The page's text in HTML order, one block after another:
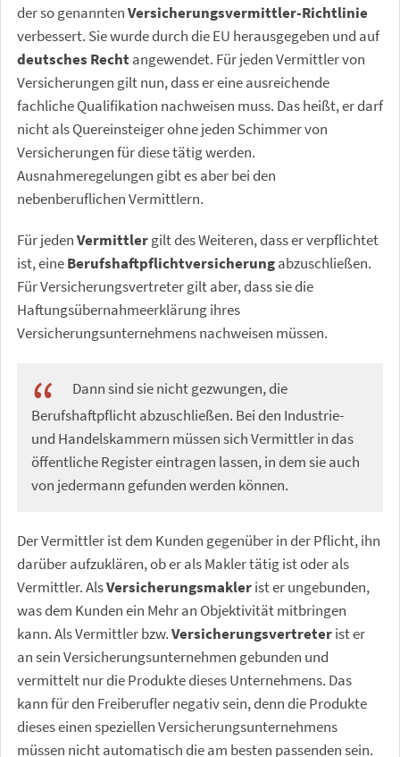
der so genanntenVersicherungsvermittler-Richtlinie
verbessert. Sie wurde durch die EU herausgegeben und auf
deutsches Recht angewendet. Für jeden Vermittler von
Versicherungen gilt nun, dass er eine ausreichende
fachliche Qualifikation nachweisen muss. Das heißt, er darf
nicht als Quereinsteiger ohne jeden Schimmer von
Versicherungen für diese tätig werden.
Ausnahmeregelungen gibt es aber bei den
nebenberuflichen Vermittlern.
Für jedenVermittlergilt des Weiteren, dass er verpflichtet
ist, eineBerufshaftpflichtversicherungabzuschließen.
Für Versicherungsvertreter gilt aber, dass sie die
Haftungsübernahmeerklärung ihres
Versicherungsunternehmens nachweisen müssen.
Dann sind sie nicht gezwungen, die
Berufshaftpflicht abzuschließen. Bei den Industrie-
und Handelskammern müssen sich Vermittler in das
öffentliche Register eintragen lassen, in dem sie auch
von jedermann gefunden werden können.
Der Vermittler ist dem Kunden gegenüber in der Pflicht, ihn
darüber aufzuklären, ob er als Makler tätig ist oder als
Vermittler. AlsVersicherungsmaklerist er ungebunden,
was dem Kunden ein Mehr an Objektivität mitbringen
kann. Als Vermittler bzw.Versicherungsvertreterist er
an sein Versicherungsunternehmen gebunden und
vermittelt nur die Produkte dieses Unternehmens. Das
kann für den Freiberufler negativ sein, denn die Produkte
dieses einen speziellen Versicherungsunternehmens
müssen nicht automatisch die am besten passenden sein.